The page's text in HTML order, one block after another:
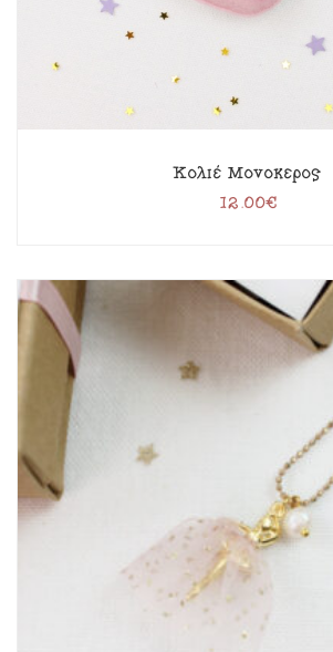
Κολιέ Μονόκερος
12.00€